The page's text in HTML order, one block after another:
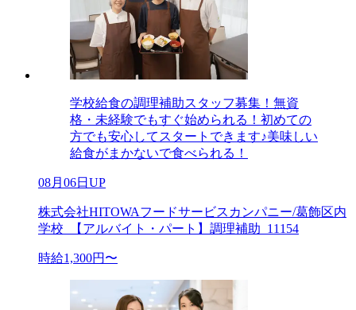
学校給食の調理補助スタッフ募集！無資
格・未経験でもすぐ始められる！初めての
方でも安心してスタートできます♪美味しい
給食がまかないで食べられる！
08月06日UP
株式会社HITOWAフードサービスカンパニー/葛飾区内
学校_【アルバイト・パート】調理補助_11154
時給1,300円〜